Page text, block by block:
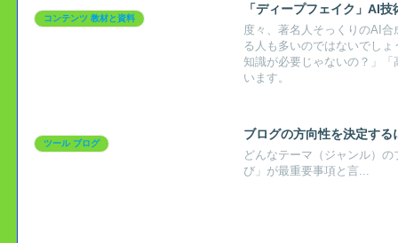
コンテンツ 教材と資料
「ディープフェイク」AI
度々、著名人そっくりのAI
る人も多いのではないでし
知識が必要じゃないの？」
います。
ツール ブログ
ブログの方向性を決定す
どんなテーマ（ジャンル）
び」が最重要事項と言...